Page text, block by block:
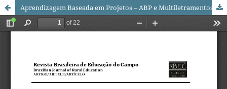
Aprendizagem Baseada em Projetos – ABP e Multiletramentos Digitais na Educação do Campo: relato de experiência com uma turma do 5º ano